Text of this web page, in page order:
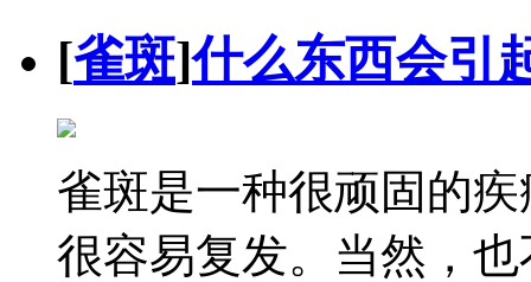
[雀斑]什么东西会引
雀斑是一种很顽固的
很容易复发。当然，